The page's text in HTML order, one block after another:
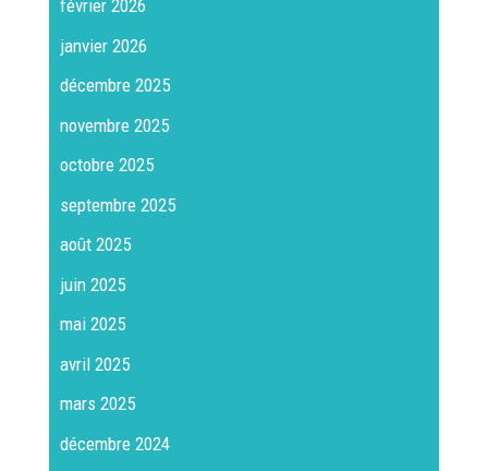
février 2026
janvier 2026
décembre 2025
novembre 2025
octobre 2025
septembre 2025
août 2025
juin 2025
mai 2025
avril 2025
mars 2025
décembre 2024